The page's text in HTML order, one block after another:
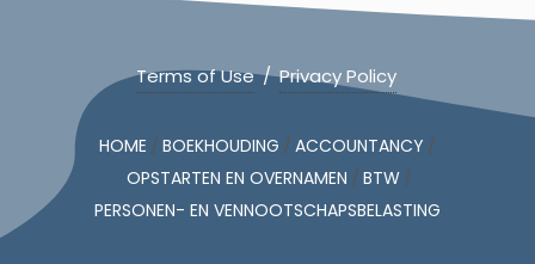
Terms of Use/Privacy Policy
HOME / BOEKHOUDING / ACCOUNTANCY /
OPSTARTEN EN OVERNAMEN / BTW /
PERSONEN- EN VENNOOTSCHAPSBELASTING